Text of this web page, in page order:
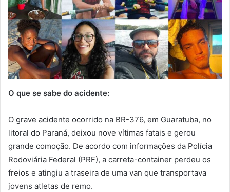
O que se sabe do acidente:
O grave acidente ocorrido na BR-376, em Guaratuba, no
litoral do Paraná, deixou nove vítimas fatais e gerou
grande comoção. De acordo com informações da Polícia
Rodoviária Federal (PRF), a carreta-container perdeu os
freios e atingiu a traseira de uma van que transportava
jovens atletas de remo.